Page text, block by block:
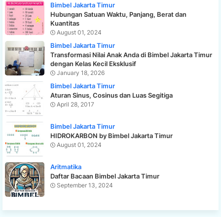
Bimbel Jakarta Timur
Hubungan Satuan Waktu, Panjang, Berat dan
Kuantitas
August 01, 2024
Bimbel Jakarta Timur
Transformasi Nilai Anak Anda di Bimbel Jakarta Timur
dengan Kelas Kecil Eksklusif
January 18, 2026
Bimbel Jakarta Timur
Aturan Sinus, Cosinus dan Luas Segitiga
April 28, 2017
Bimbel Jakarta Timur
HIDROKARBON by Bimbel Jakarta Timur
August 01, 2024
Aritmatika
Daftar Bacaan Bimbel Jakarta Timur
September 13, 2024